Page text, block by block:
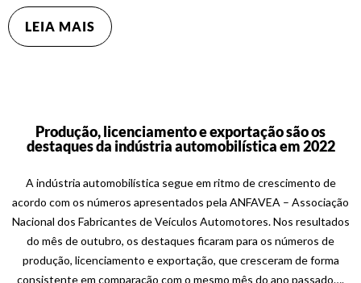
LEIA MAIS
Produção, licenciamento e exportação são os
destaques da indústria automobilística em 2022
A indústria automobilística segue em ritmo de crescimento de
acordo com os números apresentados pela ANFAVEA – Associação
Nacional dos Fabricantes de Veículos Automotores. Nos resultados
do mês de outubro, os destaques ficaram para os números de
produção, licenciamento e exportação, que cresceram de forma
consistente em comparação com o mesmo mês do ano passado….